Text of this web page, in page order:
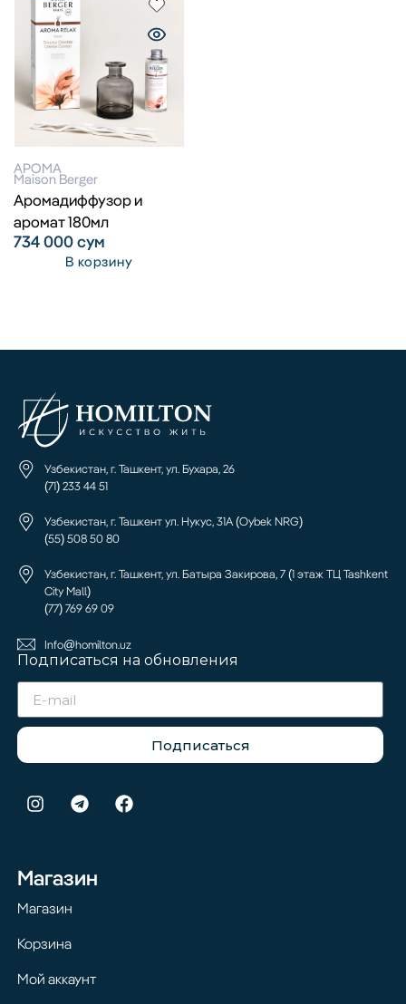
АРОМА
Maison Berger
Аромадиффузор и
аромат 180мл
734 000сум
В корзину
Узбекистан, г. Ташкент, ул. Бухара, 26
(71) 233 44 51
Узбекистан, г. Ташкент ул. Нукус, 31А (Oybek NRG)
(55) 508 50 80
Узбекистан, г. Ташкент, ул. Батыра Закирова, 7 (1 этаж ТЦ Tashkent
City Mall)
(77) 769 69 09
Info@homilton.uz
Подписаться на обновления
Подписаться
Магазин
Магазин
Корзина
Мой аккаунт